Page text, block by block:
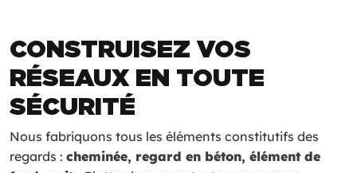
CONSTRUISEZ VOS
RÉSEAUX EN TOUTE
SÉCURITÉ
Nous fabriquons tous les éléments constitutifs des
regards : cheminée, regard en béton, élément de